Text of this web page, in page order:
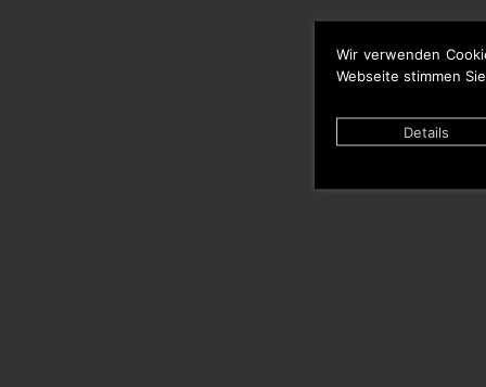
Wir verwenden
Webseite stimmen
Details